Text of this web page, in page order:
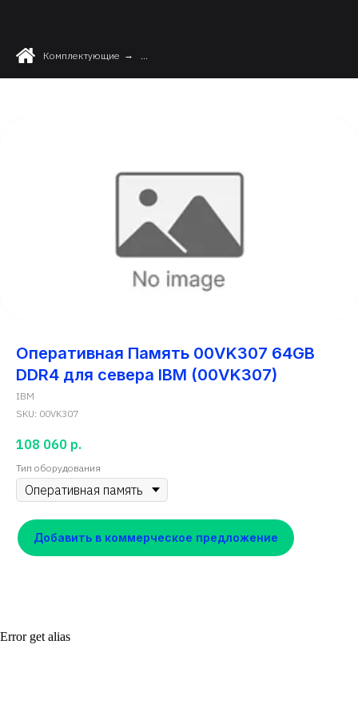
Комплектующие → ...
Оперативная Память 00VK307 64GB
DDR4 для севера IBM (00VK307)
IBM
SKU: 00VK307
108 060 р.
Тип оборудования
Добавить в коммерческое предложение
Error get alias